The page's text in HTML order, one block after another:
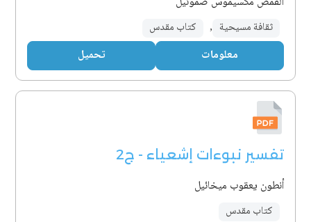
ثقافة مسيحية , كتاب مقدس
معلومات تحميل
تفسير نبوءات إشعياء - ج2
أنطون يعقوب ميخائيل
كتاب مقدس